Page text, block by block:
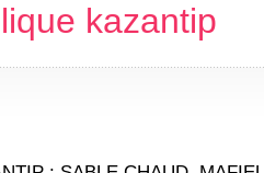
kazantip